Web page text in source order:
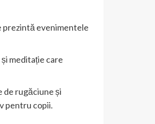
prezintă evenimentele
meditație care
de rugăciune și
pentru copii.